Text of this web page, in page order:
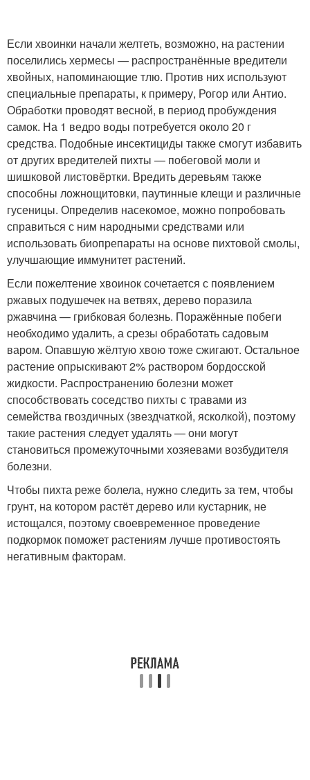
Если хвоинки начали желтеть, возможно, на растении
поселились хермесы — распространённые вредители
хвойных, напоминающие тлю. Против них используют
специальные препараты, к примеру, Рогор или Антио.
Обработки проводят весной, в период пробуждения
самок. На 1 ведро воды потребуется около 20 г
средства. Подобные инсектициды также смогут избавить
от других вредителей пихты — побеговой моли и
шишковой листовёртки. Вредить деревьям также
способны ложнощитовки, паутинные клещи и различные
гусеницы. Определив насекомое, можно попробовать
справиться с ним народными средствами или
использовать биопрепараты на основе пихтовой смолы,
улучшающие иммунитет растений.
Если пожелтение хвоинок сочетается с появлением
ржавых подушечек на ветвях, дерево поразила
ржавчина — грибковая болезнь. Поражённые побеги
необходимо удалить, а срезы обработать садовым
варом. Опавшую жёлтую хвою тоже сжигают. Остальное
растение опрыскивают 2% раствором бордосской
жидкости. Распространению болезни может
способствовать соседство пихты с травами из
семейства гвоздичных (звездчаткой, ясколкой), поэтому
такие растения следует удалять — они могут
становиться промежуточными хозяевами возбудителя
болезни.
Чтобы пихта реже болела, нужно следить за тем, чтобы
грунт, на котором растёт дерево или кустарник, не
истощался, поэтому своевременное проведение
подкормок поможет растениям лучше противостоять
негативным факторам.